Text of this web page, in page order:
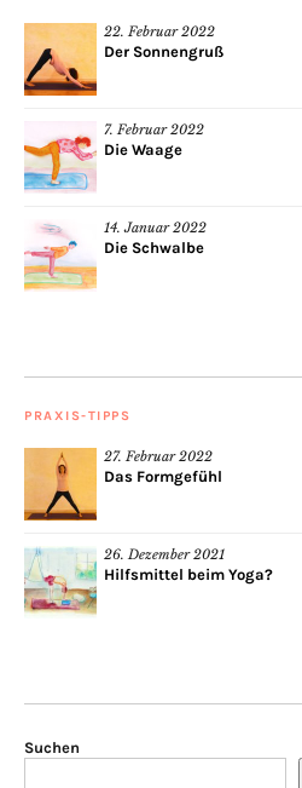
22. Februar 2022
Der Sonnengruß
7. Februar 2022
Die Waage
14. Januar 2022
Die Schwalbe
PRAXIS-TIPPS
27. Februar 2022
Das Formgefühl
26. Dezember 2021
Hilfsmittel beim Yoga?
Suchen